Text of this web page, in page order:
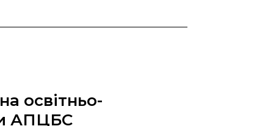
освітньо-
АПЦБС